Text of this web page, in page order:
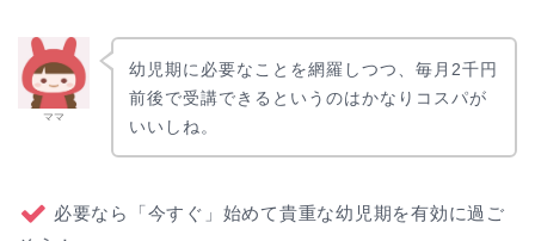
ママ
幼児期に必要なことを網羅しつつ、毎月2千円
前後で受講できるというのはかなりコスパが
いいしね。
必要なら「今すぐ」始めて貴重な幼児期を有効に過ご